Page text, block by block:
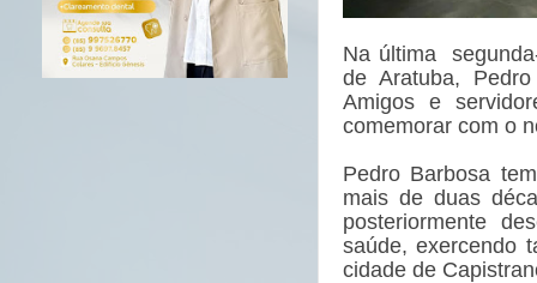
Na última
de Aratuba,
Amigos e
comemorar com o
Pedro Barbosa
mais de duas
posteriormente
saúde, exercendo
cidade de